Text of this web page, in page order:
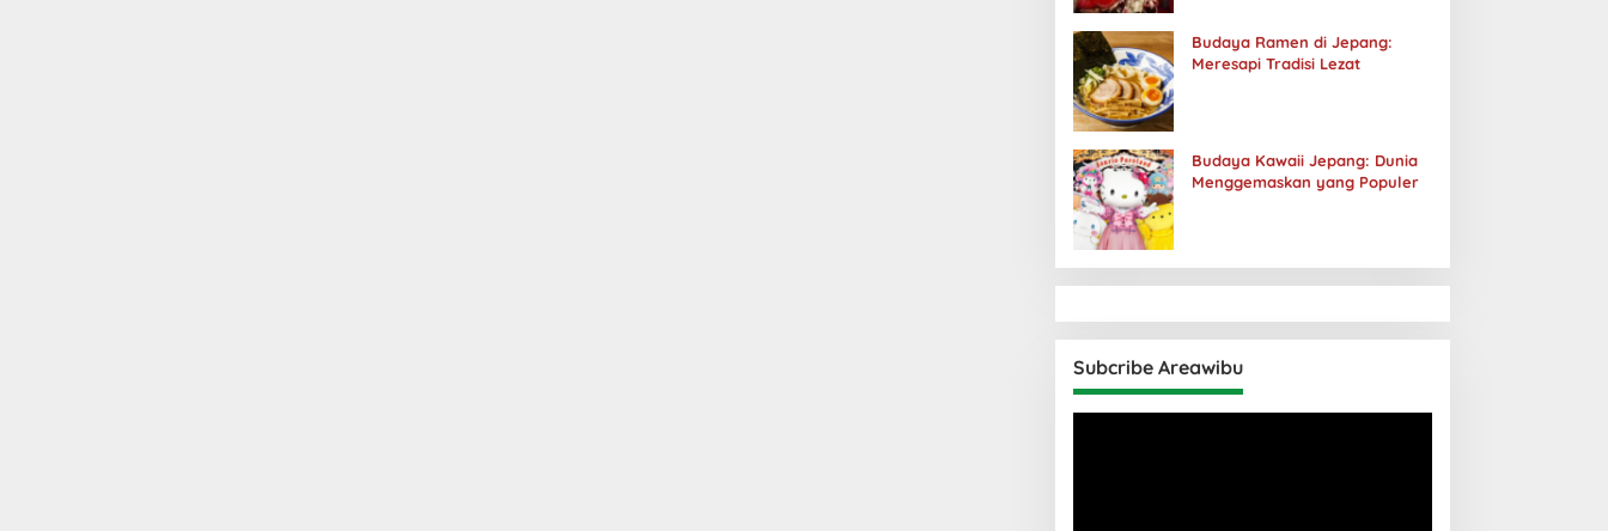
Budaya Ramen di Jepang:
Meresapi Tradisi Lezat
Budaya Kawaii Jepang: Dunia
Menggemaskan yang Populer
Subcribe Areawibu